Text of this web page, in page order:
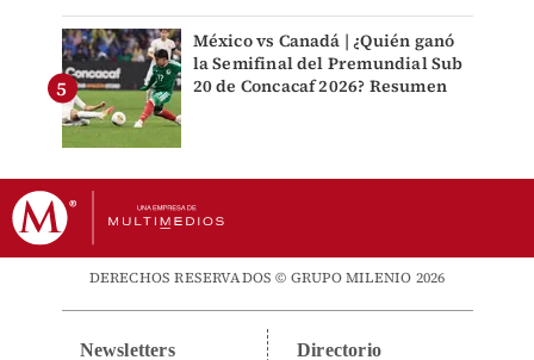
México vs Canadá | ¿Quién ganó
la Semifinal del Premundial Sub
20 de Concacaf 2026? Resumen
DERECHOS RESERVADOS © GRUPO MILENIO 2026
Newsletters Directorio